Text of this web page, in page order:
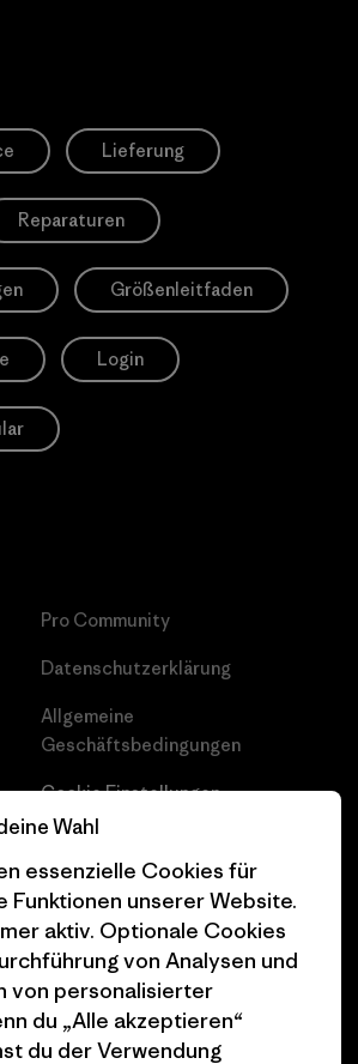
Lieferung
Reparaturen
Größenleitfaden
Login
Pro Community
Datenschutzerklärung
Allgemeine
Geschäftsbedingungen
Cookie Einstellungen
Karriere
Pressekontakt
Industry program
Affiliate-Programm
Patagonia Österreich
Wahl
essenzielle Cookies für
Funktionen unserer Website.
aktiv. Optionale Cookies
von Analysen und
von personalisierter
du „Alle akzeptieren“
du der Verwendung